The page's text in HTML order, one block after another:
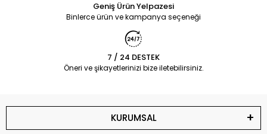
Geniş Ürün Yelpazesi
Binlerce ürün ve kampanya seçeneği
7 / 24 DESTEK
Öneri ve şikayetlerinizi bize iletebilirsiniz.
KURUMSAL